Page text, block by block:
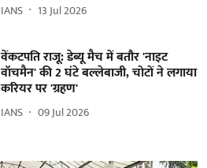
IANS 13 Jul 2026
वेंकटपति राजू: डेब्यू मैच में बतौर 'नाइट
वॉचमैन' की 2 घंटे बल्लेबाजी, चोटों ने लगाया
करियर पर 'ग्रहण'
IANS 09 Jul 2026